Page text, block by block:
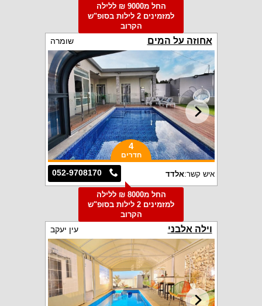
החל מ9000 ₪ ללילה
למזמינים 2 לילות בסופ"ש
הקרוב
אחוזה על המים שומרה
4
חדרים
052-9708170 איש קשר:אלדד
החל מ8000 ₪ ללילה
למזמינים 2 לילות בסופ"ש
הקרוב
וילה אלבני עין יעקב